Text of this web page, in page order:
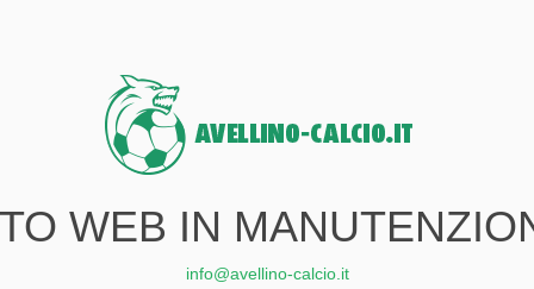
WEB IN
info@avellino-calcio.it